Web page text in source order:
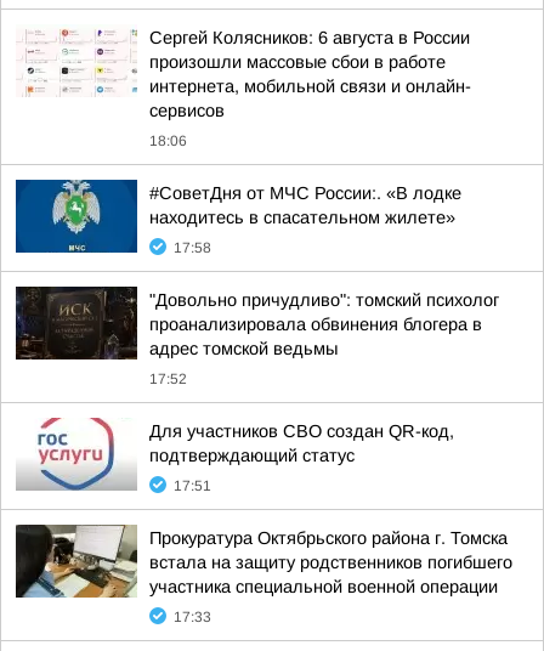
Сергей Колясников: 6 августа в России
произошли массовые сбои в работе
интернета, мобильной связи и онлайн-
сервисов
18:06
#СоветДня от МЧС России:. «В лодке
находитесь в спасательном жилете»
17:58
"Довольно причудливо": томский психолог
проанализировала обвинения блогера в
адрес томской ведьмы
17:52
Для участников СВО создан QR-код,
подтверждающий статус
17:51
Прокуратура Октябрьского района г. Томска
встала на защиту родственников погибшего
участника специальной военной операции
17:33